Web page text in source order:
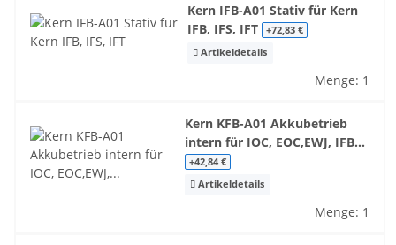
Kern IFB-A01 Stativ für Kern
IFB, IFS, IFT
+72,83 €
Artikeldetails
Menge: 1
Kern KFB-A01 Akkubetrieb
intern für IOC, EOC,EWJ, IFB...
+42,84 €
Artikeldetails
Menge: 1